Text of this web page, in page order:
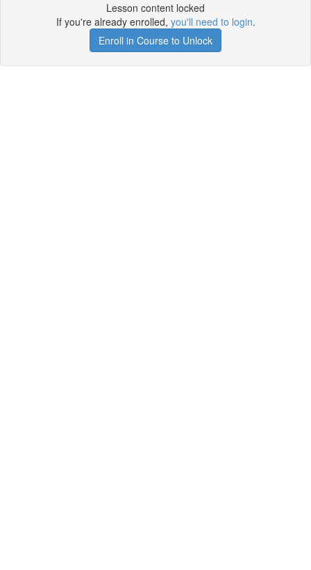
Lesson content locked
If you're already enrolled, you'll need to login.
Enroll in Course to Unlock